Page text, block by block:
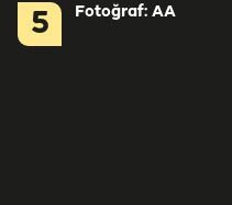
5 Fotoğraf: AA